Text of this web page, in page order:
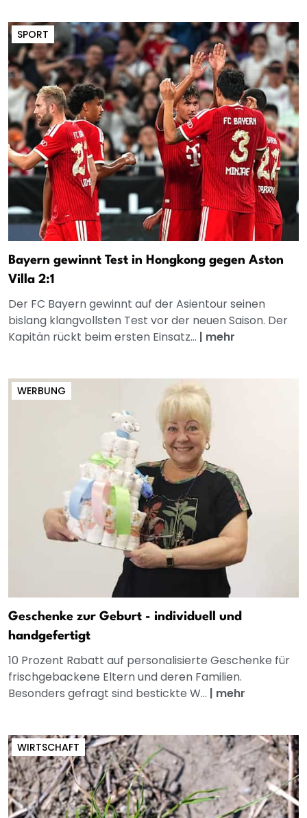
SPORT
Bayern gewinnt Test in Hongkong gegen Aston
Villa 2:1
Der FC Bayern gewinnt auf der Asientour seinen
bislang klangvollsten Test vor der neuen Saison. Der
Kapitän rückt beim ersten Einsatz... | mehr
WERBUNG
Geschenke zur Geburt - individuell und
handgefertigt
10 Prozent Rabatt auf personalisierte Geschenke für
frischgebackene Eltern und deren Familien.
Besonders gefragt sind bestickte W... | mehr
WIRTSCHAFT